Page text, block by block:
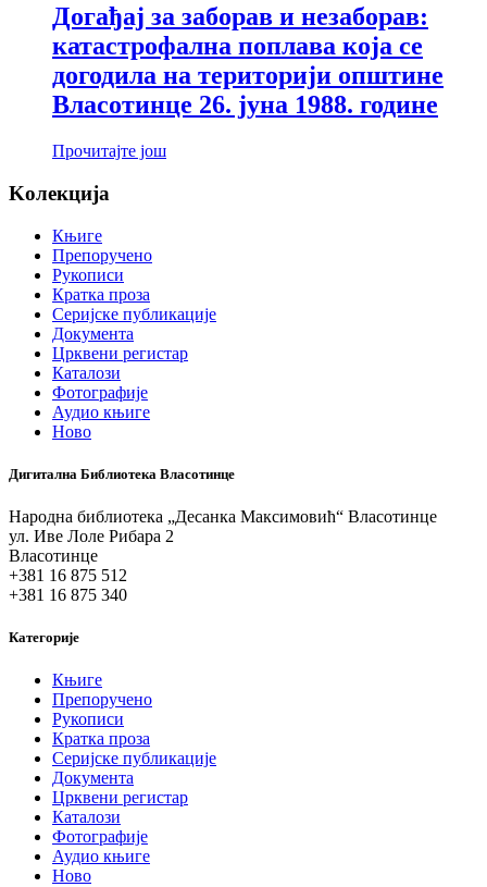
Догађај за заборав и незаборав:
катастрофална поплава која се
догодила на територији општине
Власотинце 26. јуна 1988. године
Прочитајте још
Koлекција
Књиге
Препоручено
Рукописи
Кратка проза
Серијске публикације
Документа
Црквени регистар
Каталози
Фотографије
Аудио књиге
Ново
Дигитална Библиотека Власотинце
Народна библиотека „Десанка Максимовић“ Власотинце
ул. Иве Лоле Рибара 2
Власотинце
+381 16 875 512
+381 16 875 340
Категорије
Књиге
Препоручено
Рукописи
Кратка проза
Серијске публикације
Документа
Црквени регистар
Каталози
Фотографије
Аудио књиге
Ново